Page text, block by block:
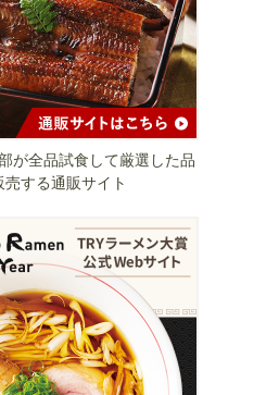
が全品試食して厳選した品
売する通販サイト